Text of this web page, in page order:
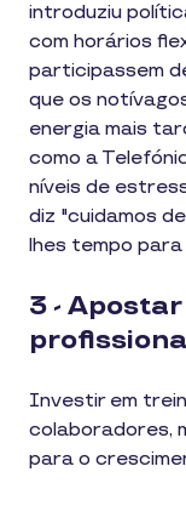
introduziu
com horários
participassem
que os
energia mais
como a
níveis de
diz "cuidamos
lhes tempo para
3 -
Investir em
colaboradores,
para o